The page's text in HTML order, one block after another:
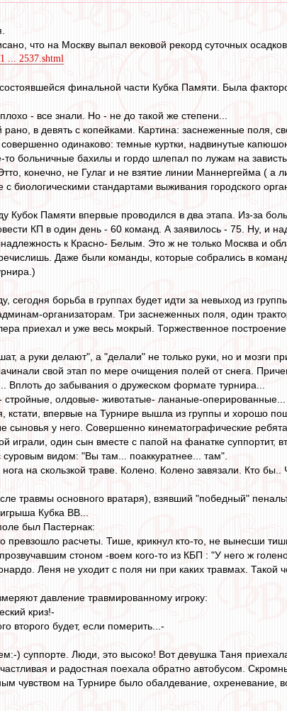
что на Москву выпал вековой рекорд суточных осадков.
... 2537.shtml
финальной части Кубка Памяти. Была
- все знали. Но - не до такой же степени...
в девять с копейками. Картина: заснеженные поля,
одинаково: темные куртки, надвинутые
больничные бахилы и гордо шлепал по лужам на
конечно, не Гулаг и не взятие линии Маннергейма ( а
биологическими стандартами выживания городского
Кубок Памяти впервые проводился в два этапа. Из-за
КП в один день - 60 команд. А заявилось - 75. Ну, и
к Красно- Белым. Это ж не только Москва и
Даже были команды, которые собрались в
сегодня борьба в группах будет идти за невыход из
организаторам. Три заснеженных поля, один
приехал и уже весь мокрый. Торжественное построение
а руки делают", а "делали" не только руки, но и мозги
свой этап по мере очищения полей от снега.
Вплоть до забывания о дружеском формате турнира...
олдовые- животатые- лананые-
впервые на Турнире вышла из группы и хорошо
сыновья у него. Совершенно кинематографические
играли, один сын вместе с папой на фанатке суппортит,
видом: "Вы там... поаккуратнее... там".
на скользкой траве. Колено. Колено завязали. Кто
травмы основного вратаря), взявший "победный"
Кубка ВВ...
был Пастернак:
превзошло расчеты. Тише, крикнул кто-то, не вынесши
стоном -воем кого-то из КБП : "У него ж
Леня не уходит с поля ни при каких травмах. Такой
давление травмированному игроку:
криз!-
второго будет, если померить...-
) суппорте. Люди, это высоко! Вот девушка Таня
и радостная поехала обратно автобусом.
чувством на Турнире было обалдевание, охреневание,